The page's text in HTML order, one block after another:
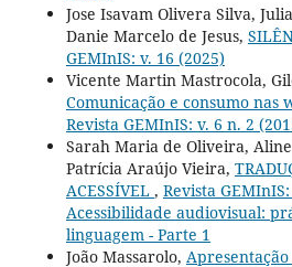
Jose Isavam Olivera Silva,
Danie Marcelo de Jesus,
GEMInIS: v. 16 (2025)
Vicente Martin Mastrocola,
Comunicação e consumo nas
Revista GEMInIS: v. 6 n. 2
Sarah Maria de Oliveira,
Patrícia Araújo Vieira,
ACESSÍVEL , Revista
Acessibilidade audiovisual:
linguagem - Parte 1
João Massarolo, Apresentação